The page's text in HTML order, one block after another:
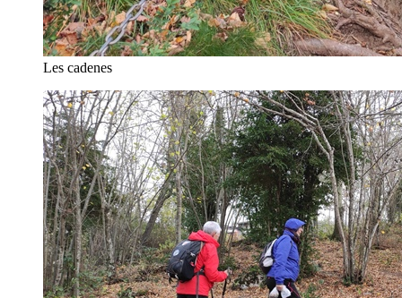
Les cadenes